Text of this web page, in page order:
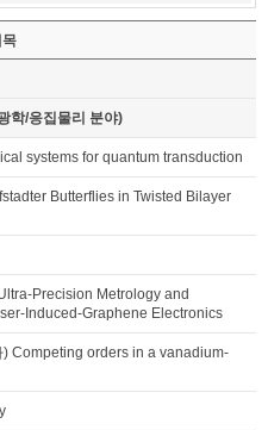
학/응집물리 분야)
systems for quantum transduction
Butterflies in Twisted Bilayer
Precision Metrology and
Induced-Graphene Electronics
) Competing orders in a vanadium-